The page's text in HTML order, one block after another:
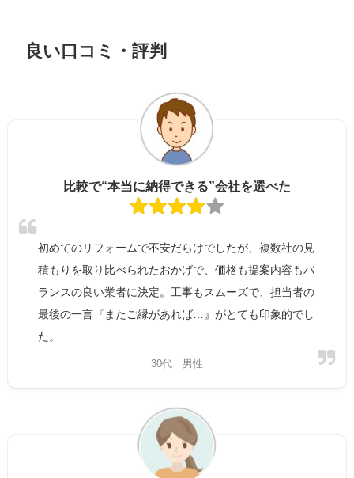
良い口コミ・評判
比較で“本当に納得できる”会社を選べた
初めてのリフォームで不安だらけでしたが、複数社の見
積もりを取り比べられたおかげで、価格も提案内容もバ
ランスの良い業者に決定。工事もスムーズで、担当者の
最後の一言『またご縁があれば…』がとても印象的でし
た。
30代 男性